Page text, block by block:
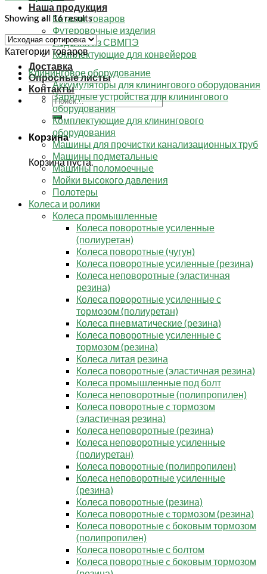
Наша продукция
Каталог товаров
Футеровочные изделия
Изделия из СВМПЭ
Комплектующие для конвейеров
Доставка
Опросные листы
Контакты
Искать:
Корзина
Корзина пуста.
Showing all 16 results
Категории товаров
Клининговое оборудование
Аккумуляторы для клинингового оборудования
Зарядные устройства для клинингового
оборудования
Комплектующие для клинингового
оборудования
Машины для прочистки канализационных труб
Машины подметальные
Машины поломоечные
Мойки высокого давления
Полотеры
Колеса и ролики
Колеса промышленные
Колеса поворотные усиленные
(полиуретан)
Колеса поворотные (чугун)
Колеса поворотные усиленные (резина)
Колеса неповоротные (эластичная
резина)
Колеса поворотные усиленные с
тормозом (полиуретан)
Колеса пневматические (резина)
Колеса поворотные усиленные с
тормозом (резина)
Колеса литая резина
Колеса поворотные (эластичная резина)
Колеса промышленные под болт
Колеса неповоротные (полипропилен)
Колеса поворотные c тормозом
(эластичная резина)
Колеса неповоротные (резина)
Колеса неповоротные усиленные
(полиуретан)
Колеса поворотные (полипропилен)
Колеса неповоротные усиленные
(резина)
Колеса поворотные (резина)
Колеса поворотные c тормозом (резина)
Колеса поворотные c боковым тормозом
(полипропилен)
Колеса поворотные с болтом
Колеса поворотные c боковым тормозом